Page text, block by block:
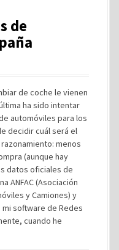
de
de coche le vienen
ha sido intentar
automóviles para los
decidir cuál será el
menos
(aunque hay
datos oficiales de
ANFAC (Asociación
y Camiones) y
software de Redes
cuando he